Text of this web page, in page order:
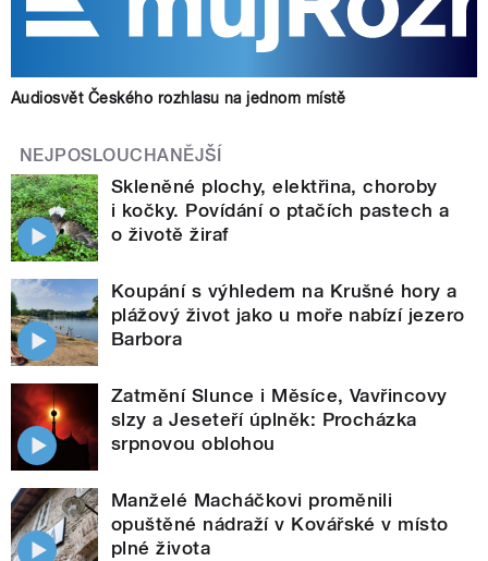
Audiosvět Českého rozhlasu na jednom místě
NEJPOSLOUCHANĚJŠÍ
Skleněné plochy, elektřina, choroby
i kočky. Povídání o ptačích pastech a
o životě žiraf
Koupání s výhledem na Krušné hory a
plážový život jako u moře nabízí jezero
Barbora
Zatmění Slunce i Měsíce, Vavřincovy
slzy a Jeseteří úplněk: Procházka
srpnovou oblohou
Manželé Macháčkovi proměnili
opuštěné nádraží v Kovářské v místo
plné života